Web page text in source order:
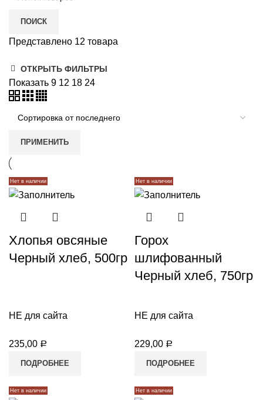
ПОИСК
Представлено 12 товара
ОТКРЫТЬ ФИЛЬТРЫ
Показать 9 12 18 24
ПРИМЕНИТЬ
Нет в наличии
Хлопья овсяные
Черный хлеб, 500гр
НЕ для сайта
235,00 Р
ПОДРОБНЕЕ
Нет в наличии
Горох
шлифованный
Черный хлеб, 750гр
НЕ для сайта
229,00 Р
ПОДРОБНЕЕ
Нет в наличии Нет в наличии